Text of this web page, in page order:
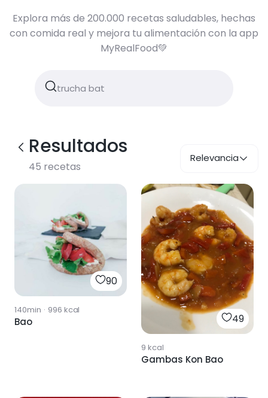
Explora más de 200.000 recetas saludables, hechas
con comida real y mejora tu alimentación con la app
MyRealFood💚
Resultados
45 recetas
Relevancia
90
140min · 996 kcal
Bao 49
9 kcal
Gambas Kon Bao